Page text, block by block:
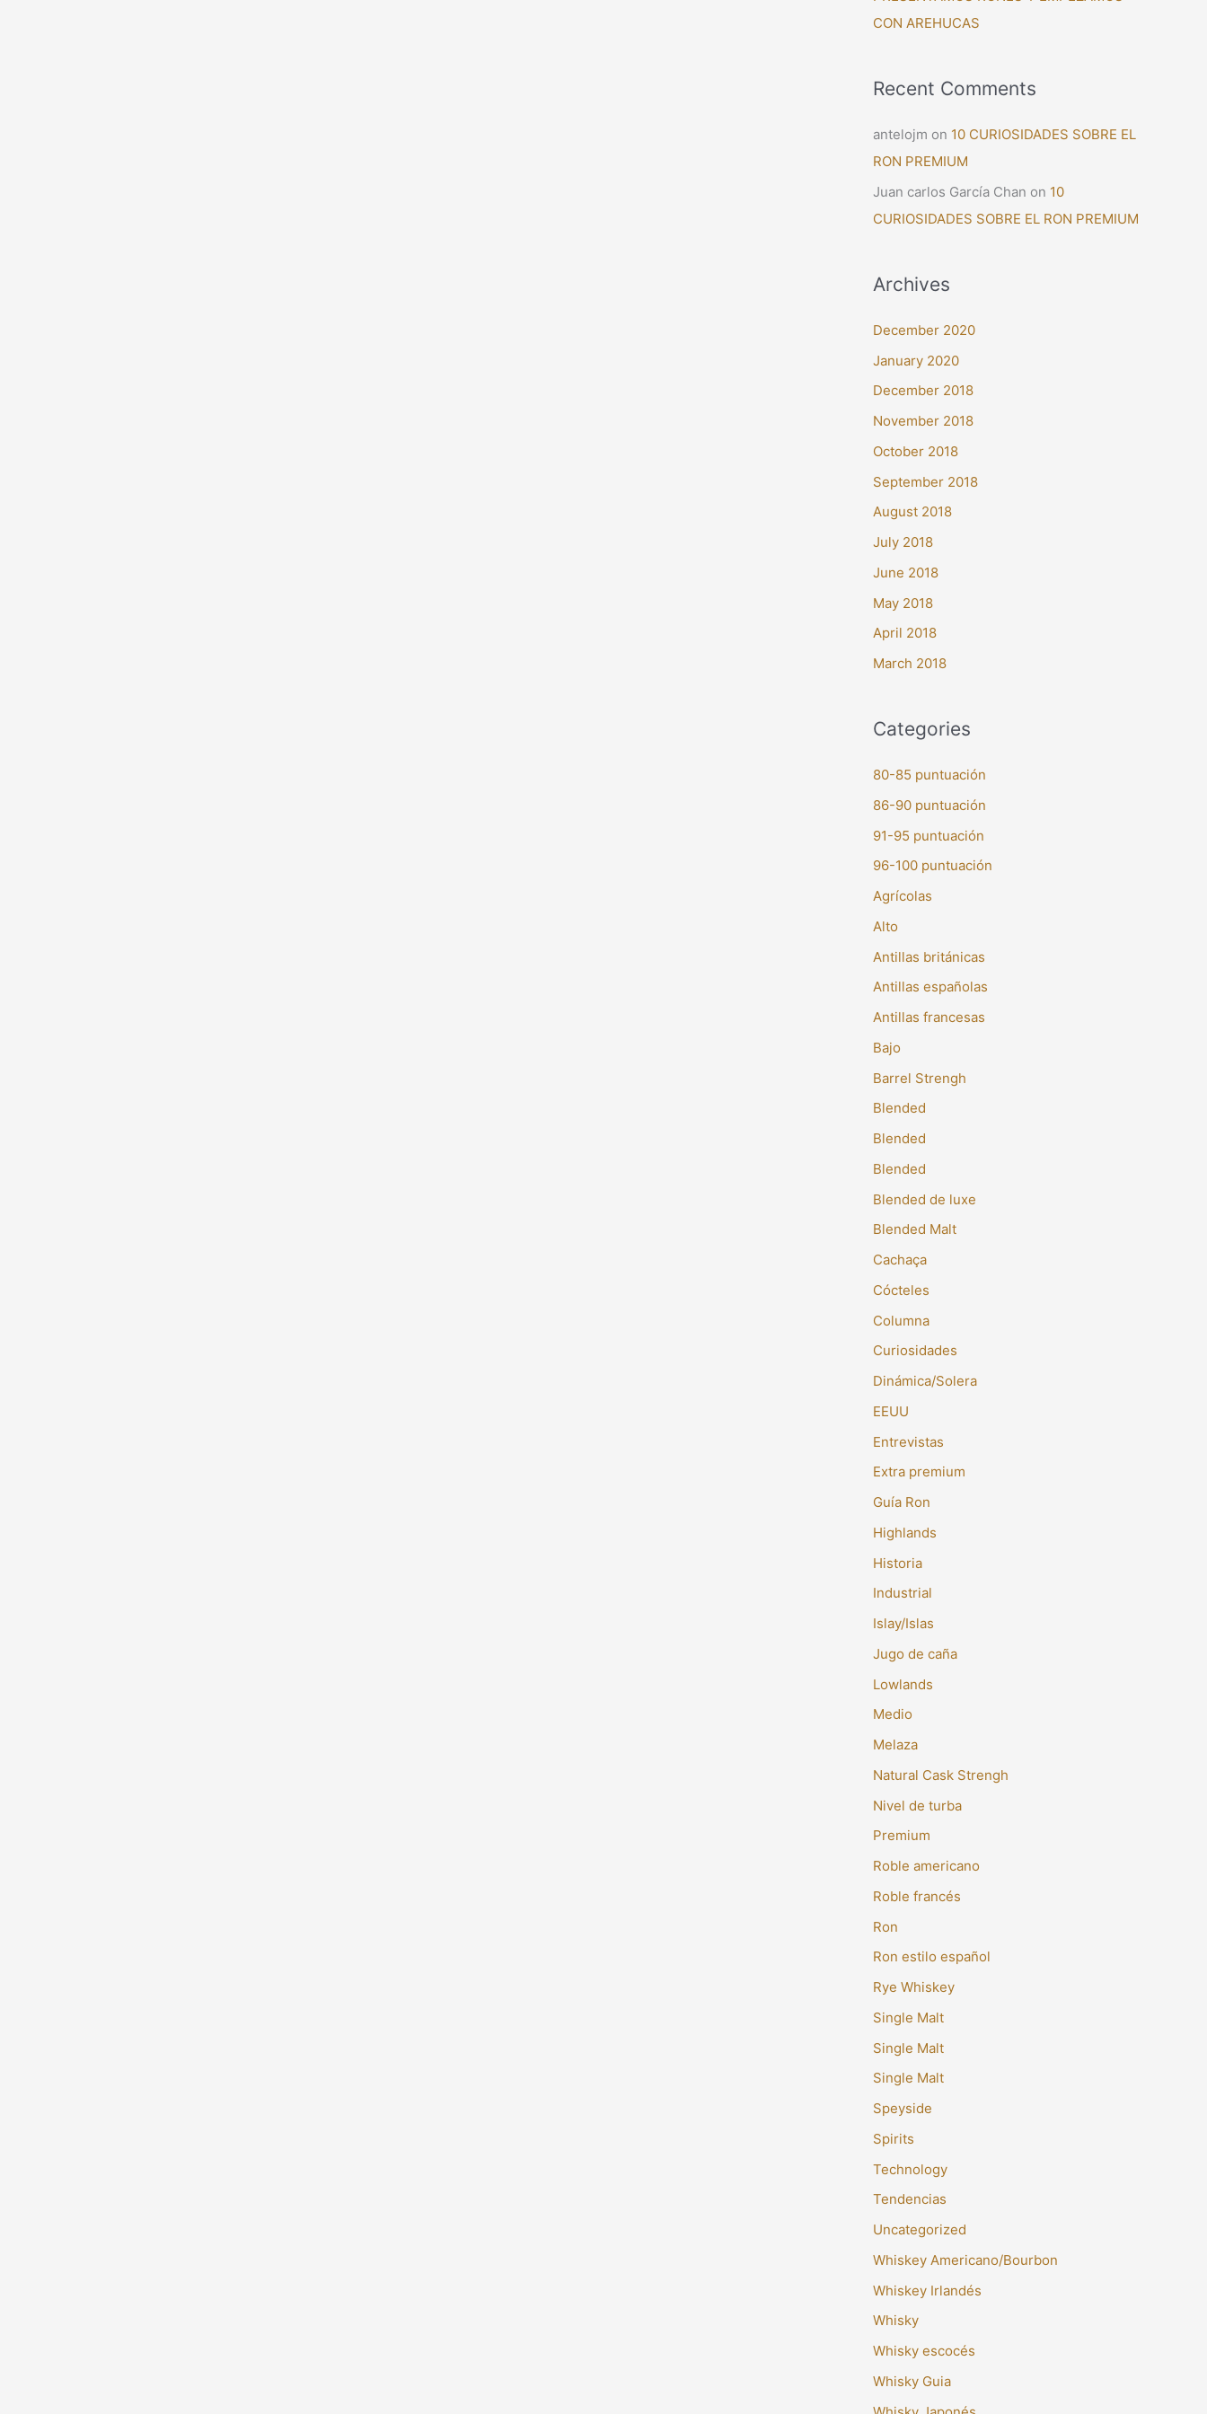
CON AREHUCAS
Recent Comments
antelojm on 10 CURIOSIDADES SOBRE EL
RON PREMIUM
Juan carlos García Chan on 10
CURIOSIDADES SOBRE EL RON PREMIUM
Archives
December 2020
January 2020
December 2018
November 2018
October 2018
September 2018
August 2018
July 2018
June 2018
May 2018
April 2018
March 2018
Categories
80-85 puntuación
86-90 puntuación
91-95 puntuación
96-100 puntuación
Agrícolas
Alto
Antillas británicas
Antillas españolas
Antillas francesas
Bajo
Barrel Strengh
Blended
Blended
Blended
Blended de luxe
Blended Malt
Cachaça
Cócteles
Columna
Curiosidades
Dinámica/Solera
EEUU
Entrevistas
Extra premium
Guía Ron
Highlands
Historia
Industrial
Islay/Islas
Jugo de caña
Lowlands
Medio
Melaza
Natural Cask Strengh
Nivel de turba
Premium
Roble americano
Roble francés
Ron
Ron estilo español
Rye Whiskey
Single Malt
Single Malt
Single Malt
Speyside
Spirits
Technology
Tendencias
Uncategorized
Whiskey Americano/Bourbon
Whiskey Irlandés
Whisky
Whisky escocés
Whisky Guia